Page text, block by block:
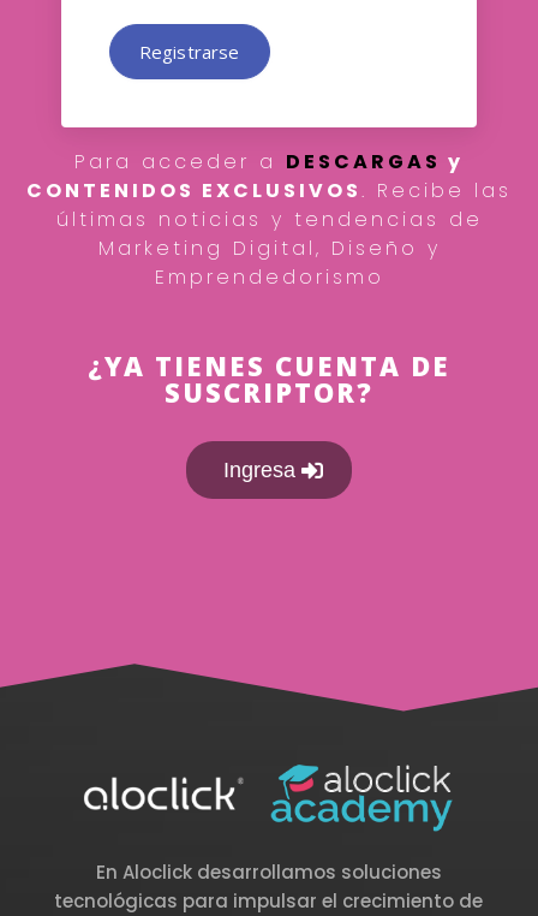
Registrarse
Para acceder a DESCARGAS y
CONTENIDOS EXCLUSIVOS. Recibe las
últimas noticias y tendencias de
Marketing Digital, Diseño y
Emprendedorismo
¿YA TIENES CUENTA DE
SUSCRIPTOR?
Ingresa
En Aloclick desarrollamos soluciones
tecnológicas para impulsar el crecimiento de